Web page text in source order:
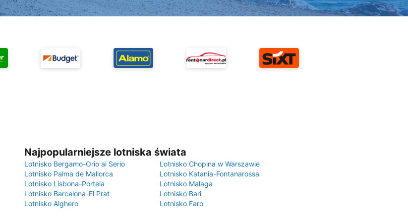
Najpopularniejsze lotniska świata
Lotnisko Bergamo-Orio al Serio
Lotnisko Chopina w Warszawie
Lotnisko Palma de Mallorca
Lotnisko Katania-Fontanarossa
Lotnisko Lisbona-Portela
Lotnisko Malaga
Lotnisko Barcelona-El Prat
Lotnisko Bari
Lotnisko Alghero
Lotnisko Faro